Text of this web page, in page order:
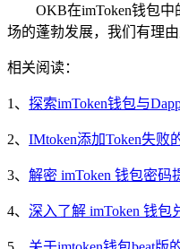
OKB在imToken钱包
场的蓬勃发展，我们有理
相关阅读：
1、 探索imToken钱包与
2、 IMtoken添加Token失败
3、 解密 imToken 钱包密
4、 深入了解 imToken 钱